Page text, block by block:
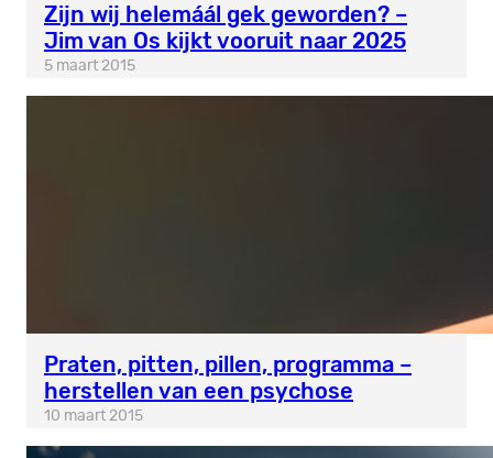
Zijn wij helemáál gek geworden? –
Jim van Os kijkt vooruit naar 2025
5 maart 2015
Praten, pitten, pillen, programma –
herstellen van een psychose
10 maart 2015